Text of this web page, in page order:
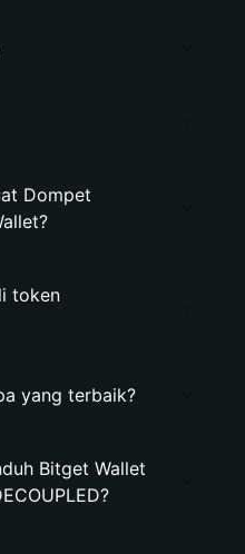
Dompet
token
yang terbaik?
Bitget Wallet